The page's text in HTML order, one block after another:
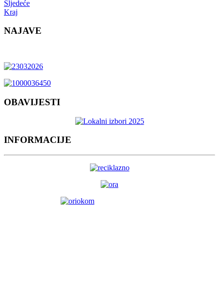
Sljedeće
Kraj
NAJAVE
OBAVIJESTI
INFORMACIJE